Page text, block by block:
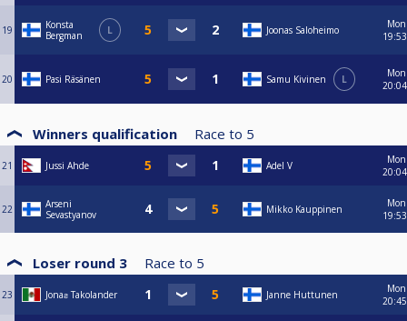
19
Konsta
Bergman
L Joonas Saloheimo
Mon
19:53
20 Pasi Räsänen Samu Kivinen L
Mon
20:04
Winners qualification Race to 5
21 Jussi Ahde Adel V
Mon
20:04
22
Arseni
Sevastyanov
Mikko Kauppinen
Mon
19:53
Loser round 3 Race to 5
23 Jonaƨ Takolander Janne Huttunen
Mon
20:45